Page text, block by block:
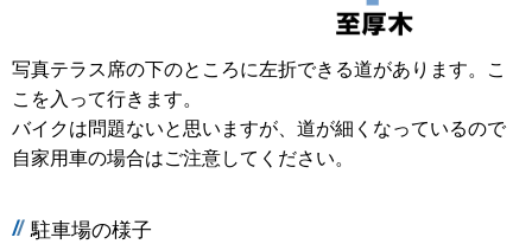
写真テラス席の下のところに左折できる道があります。こ
こを入って行きます。
バイクは問題ないと思いますが、道が細くなっているので
自家用車の場合はご注意してください。
駐車場の様子